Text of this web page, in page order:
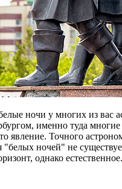
ночи у многих из вас
именно туда многие
явление. Точного
"белых ночей" не
однако